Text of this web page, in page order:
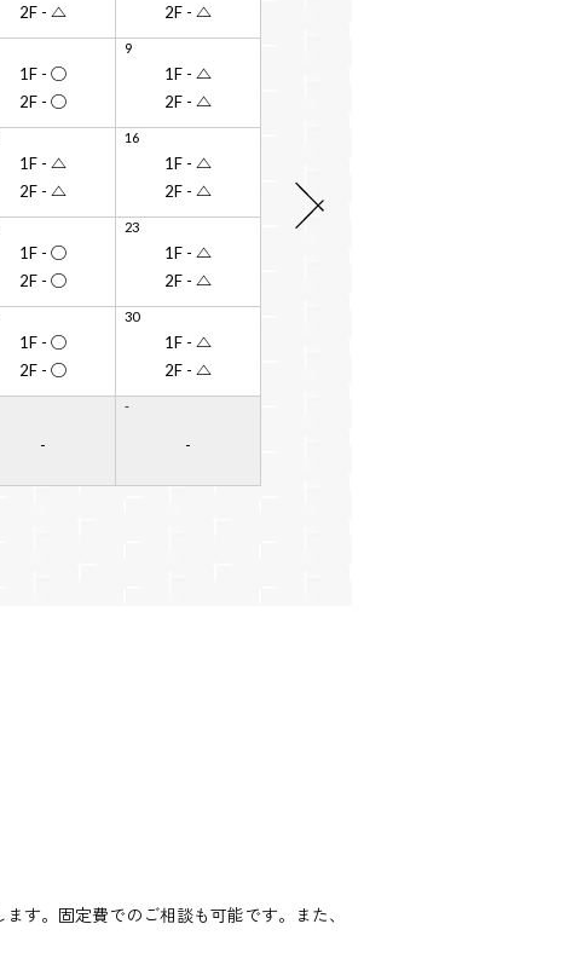
2F - △
2F - △
1F - ◯
2F - ◯
9
1F - △
2F - △
1F - △
2F - △
16
1F - △
2F - △
1F - ◯
2F - ◯
23
1F - △
2F - △
1F - ◯
2F - ◯
30
1F - △
2F - △
-
-
-
2F - ◯
2F - △
1F - ◯
2F - ◯
13
1F - △
2F - △
1F - △
2F - ◯
20
1F - △
2F - △
1F - ◯
2F - ◯
27
1F - △
2F - △
-
す。固定費でのご相談も可能です。また、